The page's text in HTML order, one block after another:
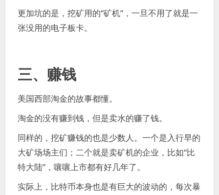
更加坑的是，挖矿用的“矿机”，一旦不用了就是一
张没用的电子板卡。
三、赚钱
美国西部淘金的故事都懂。
淘金的没有赚到钱，但是卖水的赚了钱。
同样的，挖矿赚钱的也是少数人。一个是入行早的
大矿场场主们；二个就是卖矿机的企业，比如“比
特大陆”，嚷嚷上市都有好几年了。
实际上，比特币本身也是有巨大的波动的，每次暴